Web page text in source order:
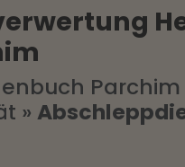
Parchim
»